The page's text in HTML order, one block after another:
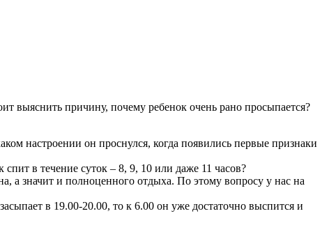
выяснить причину, почему ребенок очень рано просыпается?
настроении он проснулся, когда появились первые признаки
в течение суток – 8, 9, 10 или даже 11 часов?
а значит и полноценного отдыха. По этому вопросу у нас на
в 19.00-20.00, то к 6.00 он уже достаточно выспится и